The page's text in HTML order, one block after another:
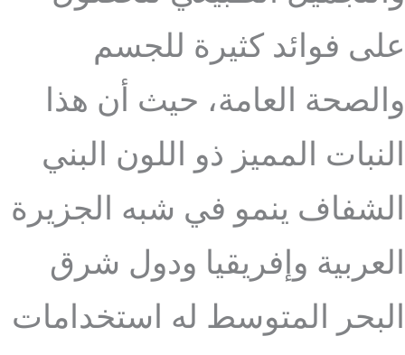
على فوائد كثيرة للجسم
والصحة العامة، حيث أن هذا
النبات المميز ذو اللون البني
الشفاف ينمو في شبه الجزيرة
العربية وإفريقيا ودول شرق
البحر المتوسط له استخدامات